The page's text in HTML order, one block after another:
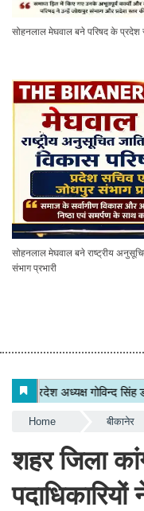
सोहनलाल मेघवाल बने परिषद के प्रदेश
सोहनलाल मेघवाल बने राष्ट्रीय
संभाग प्रभारी
Home बीकानेर
शहर जिला